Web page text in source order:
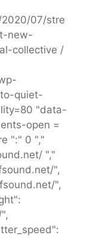
07/stre
new-
collective /
quiet-
"data-
open =
":" 0 ","
","
",
",